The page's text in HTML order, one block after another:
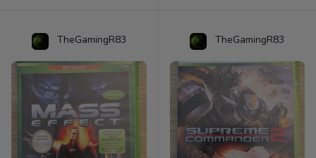
TheGamingR83 TheGamingR83